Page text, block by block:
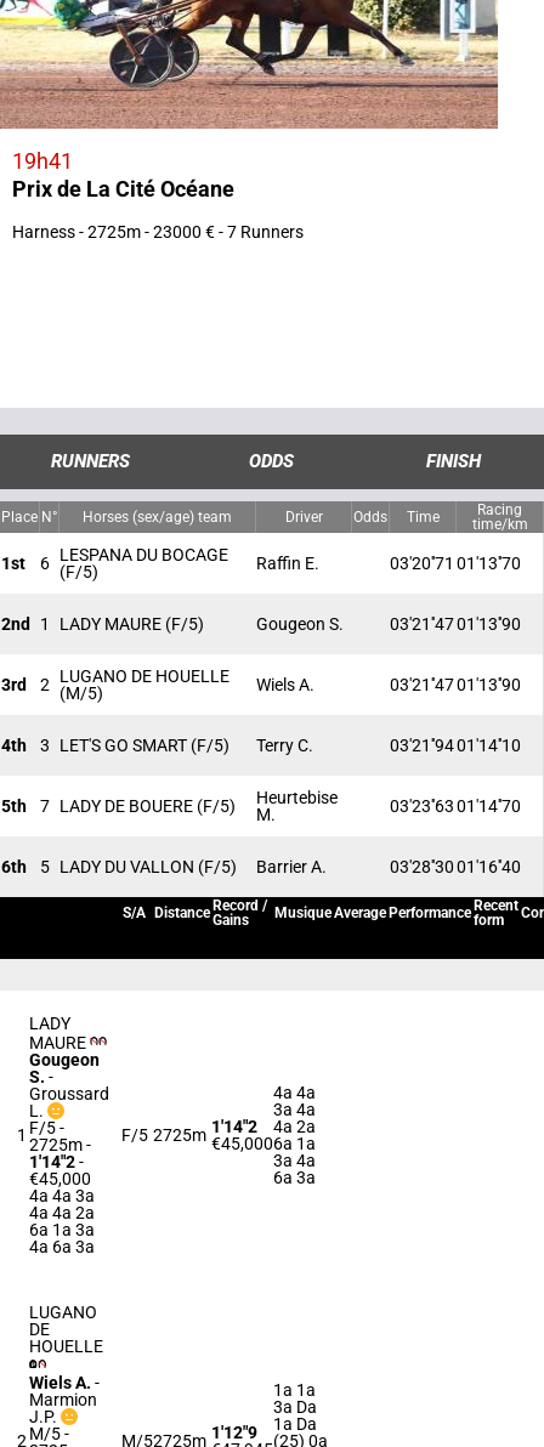
19h41
Prix de La Cité Océane
Harness - 2725m - 23000 € - 7 Runners
RUNNERS ODDS FINISH
Place N° Horses (sex/age) team Driver Odds Time
Racing
time/km
1st 6 LESPANA DU BOCAGE
(F/5)
Raffin E. 03'20''71 01'13''70
2nd 1 LADY MAURE (F/5) Gougeon S. 03'21''4701'13''90
3rd 2
LUGANO DE HOUELLE
(M/5)
Wiels A. 03'21''4701'13''90
4th 3 LET'S GO SMART (F/5) Terry C. 03'21''9401'14''10
5th 7 LADY DE BOUERE (F/5)
Heurtebise
M.
03'23''6301'14''70
6th 5 LADY DU VALLON (F/5) Barrier A. 03'28''3001'16''40
S/A Distance Record /
Gains
MusiqueAverage Performance Recent
form
1
LADY
MAURE
Gougeon
S. -
Groussard
L.
F/5 -
2725m-
1'14"2-
€45,000
4a 4a 3a
4a 4a 2a
6a 1a 3a
4a 6a 3a
F/5 2725m 1'14"2
€45,000
4a 4a
3a 4a
4a 2a
6a 1a
3a 4a
6a 3a
2
LUGANO
DE
HOUELLE
Wiels A. -
Marmion
J.P.
M/5 -
M/52725m 1'12"9
1a 1a
3a Da
1a Da
(25) 0a